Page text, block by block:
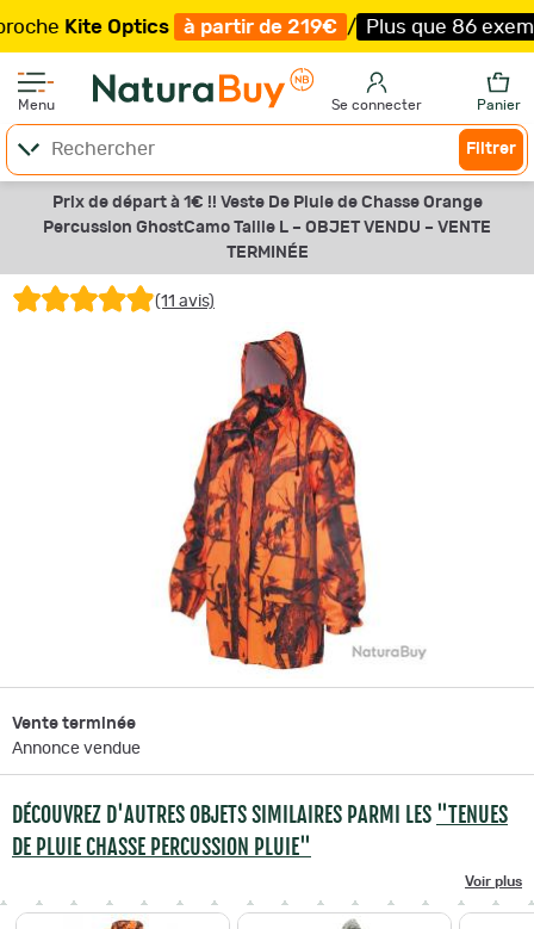
Optics à partir de 219€ / Plus que 86 exemplaires
Menu Se connecter Panier
Filtrer
Prix de départ à 1€ !! Veste De Pluie de Chasse Orange
Percussion GhostCamo Taille L – OBJET VENDU – VENTE
TERMINÉE
(11 avis)
Vente terminée
Annonce vendue
DÉCOUVREZ D'AUTRES OBJETS SIMILAIRES PARMI LES "TENUES
DE PLUIE CHASSE PERCUSSION PLUIE"
Voir plus